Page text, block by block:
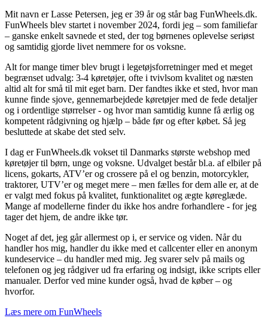
Mit navn er Lasse Petersen, jeg er 39 år og står bag FunWheels.dk.
FunWheels blev startet i november 2024, fordi jeg – som familiefar
– ganske enkelt savnede et sted, der tog børnenes oplevelse seriøst
og samtidig gjorde livet nemmere for os voksne.
Alt for mange timer blev brugt i legetøjsforretninger med et meget
begrænset udvalg: 3-4 køretøjer, ofte i tvivlsom kvalitet og næsten
altid alt for små til mit eget barn. Der fandtes ikke et sted, hvor man
kunne finde sjove, gennemarbejdede køretøjer med de fede detaljer
og i ordentlige størrelser - og hvor man samtidig kunne få ærlig og
kompetent rådgivning og hjælp – både før og efter købet. Så jeg
besluttede at skabe det sted selv.
I dag er FunWheels.dk vokset til Danmarks største webshop med
køretøjer til børn, unge og voksne. Udvalget består bl.a. af elbiler på
licens, gokarts, ATV’er og crossere på el og benzin, motorcykler,
traktorer, UTV’er og meget mere – men fælles for dem alle er, at de
er valgt med fokus på kvalitet, funktionalitet og ægte køreglæde.
Mange af modellerne finder du ikke hos andre forhandlere - for jeg
tager det hjem, de andre ikke tør.
Noget af det, jeg går allermest op i, er service og viden. Når du
handler hos mig, handler du ikke med et callcenter eller en anonym
kundeservice – du handler med mig. Jeg svarer selv på mails og
telefonen og jeg rådgiver ud fra erfaring og indsigt, ikke scripts eller
manualer. Derfor ved mine kunder også, hvad de køber – og
hvorfor.
Læs mere om FunWheels